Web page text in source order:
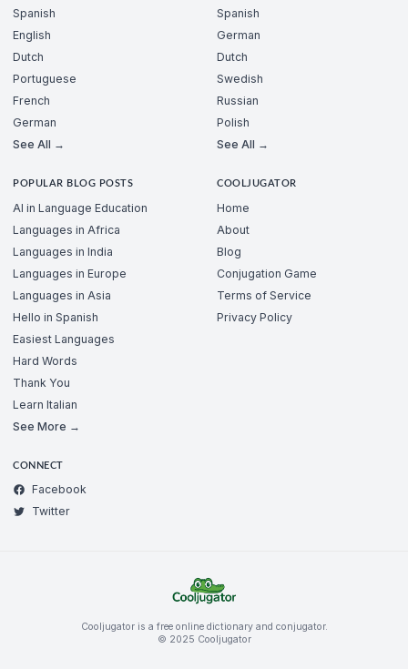
Spanish
English
Dutch
Portuguese
French
German
See All →
Spanish
German
Dutch
Swedish
Russian
Polish
See All →
POPULAR BLOG POSTS
AI in Language Education
Languages in Africa
Languages in India
Languages in Europe
Languages in Asia
Hello in Spanish
Easiest Languages
Hard Words
Thank You
Learn Italian
See More →
COOLJUGATOR
Home
About
Blog
Conjugation Game
Terms of Service
Privacy Policy
CONNECT
Facebook
Twitter
Cooljugator is a free online dictionary and conjugator.
© 2025 Cooljugator